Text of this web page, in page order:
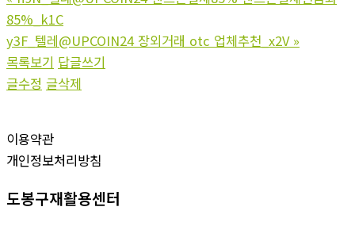
85%_k1C
y3F_텔레@UPCOIN24 장외거래 otc 업체추천_x2V »
목록보기 답글쓰기
글수정 글삭제
이용약관
개인정보처리방침
도봉구재활용센터